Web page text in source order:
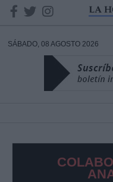
SÁBADO, 08 AGOSTO 2026
DATOS
Responsable:
Datos tratados: